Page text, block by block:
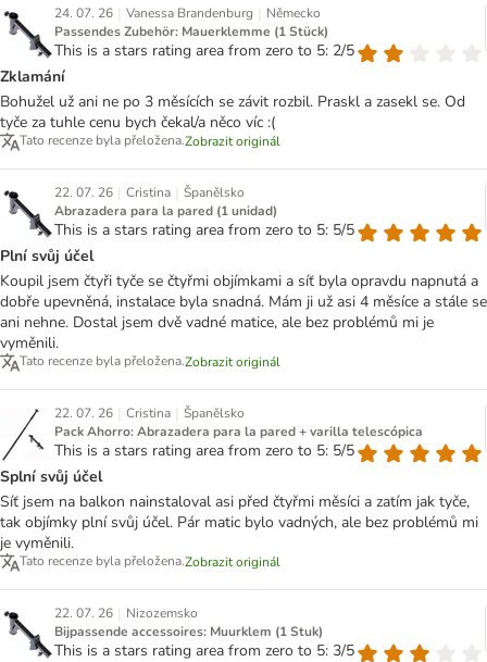
24. 07. 26 | Vanessa Brandenburg | Německo
Passendes Zubehör: Mauerklemme (1 Stück)
This is a stars rating area from zero to 5: 2/5
Zklamání
Bohužel už ani ne po 3 měsících se závit rozbil. Praskl a zasekl se. Od
tyče za tuhle cenu bych čekal/a něco víc :(
Tato recenze byla přeložena.Zobrazit originál
22. 07. 26 | Cristina | Španělsko
Abrazadera para la pared (1 unidad)
This is a stars rating area from zero to 5: 5/5
Plní svůj účel
Koupil jsem čtyři tyče se čtyřmi objímkami a síť byla opravdu napnutá a
dobře upevněná, instalace byla snadná. Mám ji už asi 4 měsíce a stále se
ani nehne. Dostal jsem dvě vadné matice, ale bez problémů mi je
vyměnili.
Tato recenze byla přeložena.Zobrazit originál
22. 07. 26 | Cristina | Španělsko
Pack Ahorro: Abrazadera para la pared + varilla telescópica
This is a stars rating area from zero to 5: 5/5
Splní svůj účel
Síť jsem na balkon nainstaloval asi před čtyřmi měsíci a zatím jak tyče,
tak objímky plní svůj účel. Pár matic bylo vadných, ale bez problémů mi
je vyměnili.
Tato recenze byla přeložena.Zobrazit originál
22. 07. 26 | Nizozemsko
Bijpassende accessoires: Muurklem (1 Stuk)
This is a stars rating area from zero to 5: 3/5